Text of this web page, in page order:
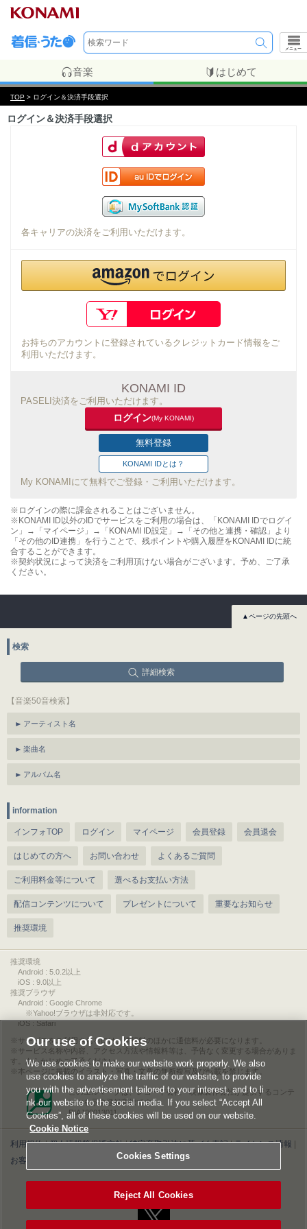
メニュー
音楽 はじめて
TOP > ログイン＆決済手段選択
ログイン＆決済手段選択
各キャリアの決済をご利用いただけます。
お持ちのアカウントに登録されているクレジットカード情報をご
利用いただけます。
KONAMI ID
PASELI決済をご利用いただけます。
ログイン(My KONAMI)
無料登録
KONAMI IDとは？
My KONAMIにて無料でご登録・ご利用いただけます。
※ログインの際に課金されることはございません。
※KONAMI ID以外のIDでサービスをご利用の場合は、「KONAMI IDでログイ
ン」→「マイページ」→「KONAMI ID設定」→「その他と連携・確認」より
「その他のID連携」を行うことで、残ポイントや購入履歴をKONAMI IDに統
合することができます。
※契約状況によって決済をご利用頂けない場合がございます。予め、ご了承
ください。
▲ページの先頭へ
検索
詳細検索
【音楽50音検索】
アーティスト名
楽曲名
アルバム名
information
インフォTOP ログイン マイページ 会員登録 会員退会
はじめての方へ お問い合わせ よくあるご質問
ご利用料金等について 選べるお支払い方法
配信コンテンツについて プレゼントについて 重要なお知らせ
推奨環境
推奨環境
Android : 5.0.2以上
iOS : 9.0以上
推奨ブラウザ
Android : Google Chrome
※Yahoo!ブラウザは非対応です。
iOS : Safari
サービスをご利用されるには、情報料のほかに通信料が必要になります。
サービス名称や内容、アクセス方法や情報料等は、予告なく変更する場合がありま
す。あらかじめご了承ください。
本ページに掲載のイラスト・写真・文章の無断複写及び転載を禁じます。
このエルマークは、レコード会社・映像製作会社が提供するコンテ
ンツを示す登録商標です。
RIAJ00013011
利用規約|個人情報等保護方針|特定商取引法に基づく表記|ライセンス情報
お客様情報の外部送信について|Cookies Settings
Our use of Cookies
We use cookies to make our website work properly. We also
use cookies to analyze the traffic of our website, to provide
you with the advertisement tailored to your interest, and to li
nk our website to the social media. If you select “Accept All
Cookies”, all of these cookies will be used on our website.
Cookie Notice
Cookies Settings
Reject All Cookies